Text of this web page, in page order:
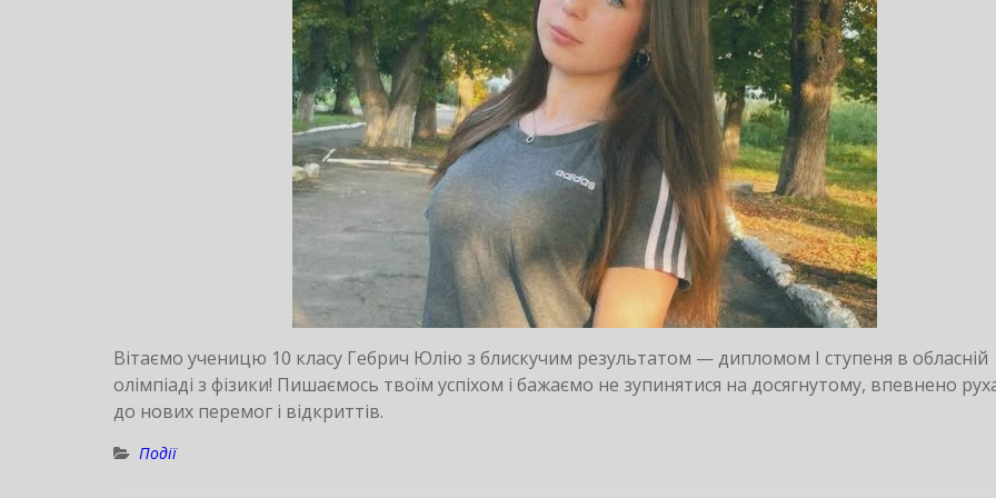
Вітаємо ученицю 10 класу Гебрич Юлію з блискучим результатом — дипломом І ступеня в обласній
олімпіаді з фізики! Пишаємось твоїм успіхом і бажаємо не зупинятися на досягнутому, впевнено
до нових перемог і відкриттів.
Події